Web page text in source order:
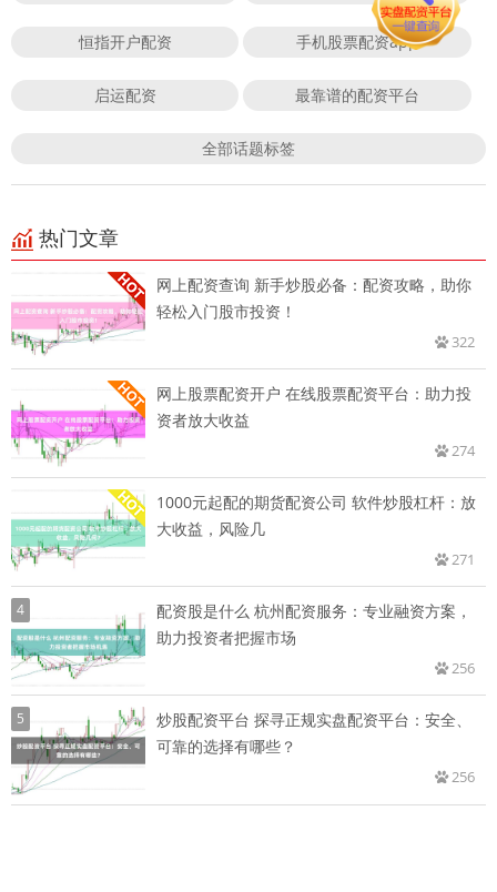
恒指开户配资 手机股票配资app
启运配资 最靠谱的配资平台
全部话题标签
热门文章
网上配资查询 新手炒股必备：配资攻略，助你
轻松入门股市投资！
322
网上股票配资开户 在线股票配资平台：助力投
资者放大收益
274
1000元起配的期货配资公司 软件炒股杠杆：放
大收益，风险几
271
4
配资股是什么 杭州配资服务：专业融资方案，
助力投资者把握市场
256
5
炒股配资平台 探寻正规实盘配资平台：安全、
可靠的选择有哪些？
256